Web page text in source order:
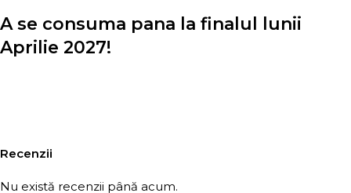
A se consuma pana la finalul lunii
Aprilie 2027!
Recenzii
Nu există recenzii până acum.